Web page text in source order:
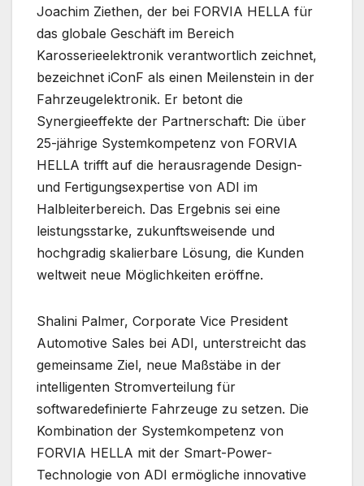
Joachim Ziethen, der bei FORVIA HELLA für
das globale Geschäft im Bereich
Karosserieelektronik verantwortlich zeichnet,
bezeichnet iConF als einen Meilenstein in der
Fahrzeugelektronik. Er betont die
Synergieeffekte der Partnerschaft: Die über
25-jährige Systemkompetenz von FORVIA
HELLA trifft auf die herausragende Design-
und Fertigungsexpertise von ADI im
Halbleiterbereich. Das Ergebnis sei eine
leistungsstarke, zukunftsweisende und
hochgradig skalierbare Lösung, die Kunden
weltweit neue Möglichkeiten eröffne.
Shalini Palmer, Corporate Vice President
Automotive Sales bei ADI, unterstreicht das
gemeinsame Ziel, neue Maßstäbe in der
intelligenten Stromverteilung für
softwaredefinierte Fahrzeuge zu setzen. Die
Kombination der Systemkompetenz von
FORVIA HELLA mit der Smart-Power-
Technologie von ADI ermögliche innovative